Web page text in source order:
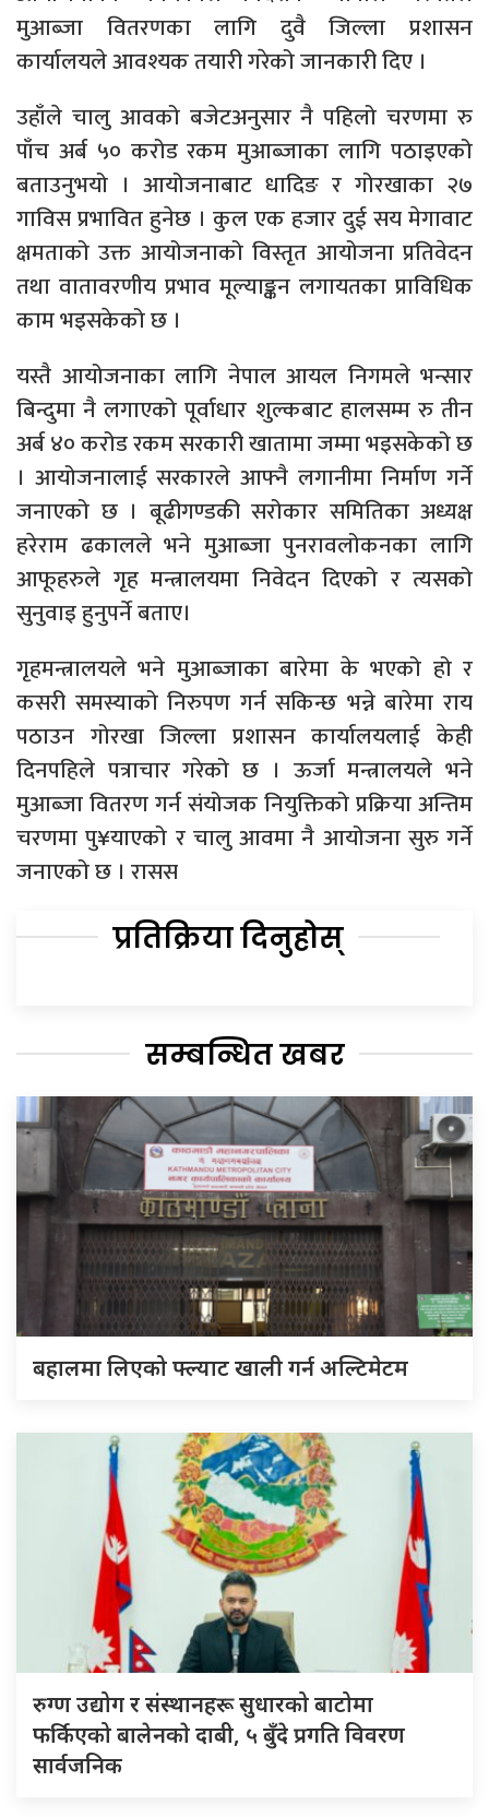
मुआब्जा वितरणका लागि दुवै जिल्ला प्रशासन
कार्यालयले आवश्यक तयारी गरेको जानकारी दिए ।
उहाँले चालु आवको बजेटअनुसार नै पहिलो चरणमा रु
पाँच अर्ब ५० करोड रकम मुआब्जाका लागि पठाइएको
बताउनुभयो । आयोजनाबाट धादिङ र गोरखाका २७
गाविस प्रभावित हुनेछ । कुल एक हजार दुई सय मेगावाट
क्षमताको उक्त आयोजनाको विस्तृत आयोजना प्रतिवेदन
तथा वातावरणीय प्रभाव मूल्याङ्कन लगायतका प्राविधिक
काम भइसकेको छ ।
यस्तै आयोजनाका लागि नेपाल आयल निगमले भन्सार
बिन्दुमा नै लगाएको पूर्वाधार शुल्कबाट हालसम्म रु तीन
अर्ब ४० करोड रकम सरकारी खातामा जम्मा भइसकेको छ
। आयोजनालाई सरकारले आफ्नै लगानीमा निर्माण गर्ने
जनाएको छ । बूढीगण्डकी सरोकार समितिका अध्यक्ष
हरेराम ढकालले भने मुआब्जा पुनरावलोकनका लागि
आफूहरुले गृह मन्त्रालयमा निवेदन दिएको र त्यसको
सुनुवाइ हुनुपर्ने बताए।
गृहमन्त्रालयले भने मुआब्जाका बारेमा के भएको हो र
कसरी समस्याको निरुपण गर्न सकिन्छ भन्ने बारेमा राय
पठाउन गोरखा जिल्ला प्रशासन कार्यालयलाई केही
दिनपहिले पत्राचार गरेको छ । ऊर्जा मन्त्रालयले भने
मुआब्जा वितरण गर्न संयोजक नियुक्तिको प्रक्रिया अन्तिम
चरणमा पु¥याएको र चालु आवमा नै आयोजना सुरु गर्ने
जनाएको छ । रासस
प्रतिक्रिया दिनुहोस्
सम्बन्धित खबर
बहालमा लिएको फ्ल्याट खाली गर्न अल्टिमेटम
रुग्ण उद्योग र संस्थानहरू सुधारको बाटोमा
फर्किएको बालेनकाे दाबी, ५ बुँदे प्रगति विवरण
सार्वजनिक